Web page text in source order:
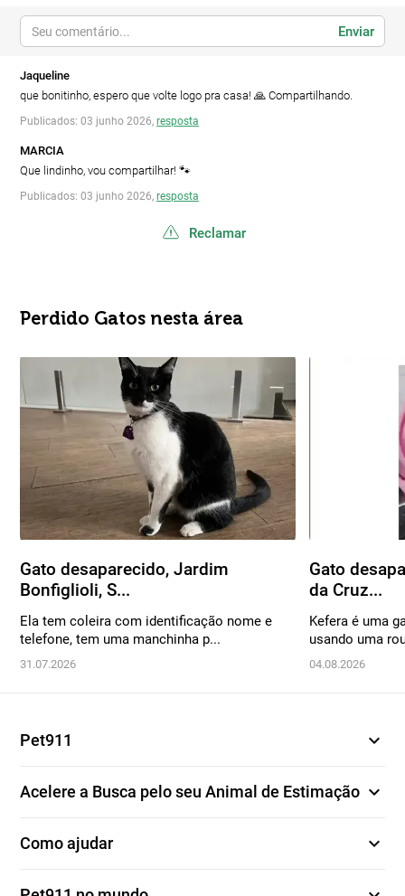
Enviar
Jaqueline
que bonitinho, espero que volte logo pra casa! 🙏 Compartilhando.
Publicados: 03 junho 2026, resposta
MARCIA
Que lindinho, vou compartilhar! 🐾
Publicados: 03 junho 2026, resposta
Reclamar
Perdido Gatos nesta área
Gato desaparecido, Jardim
Bonfiglioli, S...
Ela tem coleira com identificação nome e
telefone, tem uma manchinha p...
31.07.2026
Gato
da Cruz...
Kefera é uma
usando uma
04.08.2026
Pet911 expand_more
Acelere a Busca pelo seu Animal de Estimação expand_more
Como ajudar expand_more